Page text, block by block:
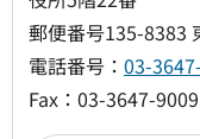
郵便番号135-8383
電話番号： 03-
Fax：03-3647-9009